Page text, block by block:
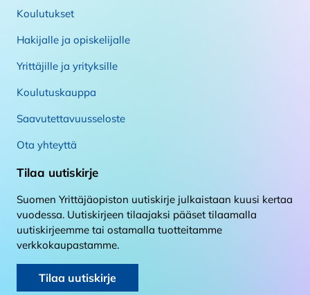
Koulutukset
Hakijalle ja opiskelijalle
Yrittäjille ja yrityksille
Koulutuskauppa
Saavutettavuusseloste
Ota yhteyttä
Tilaa uutiskirje
Suomen Yrittäjäopiston uutiskirje julkaistaan kuusi kertaa
vuodessa. Uutiskirjeen tilaajaksi pääset tilaamalla
uutiskirjeemme tai ostamalla tuotteitamme
verkkokaupastamme.
Tilaa uutiskirje